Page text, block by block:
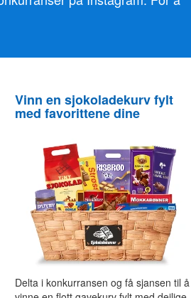
Vinn en sjokoladekurv fylt
med favorittene dine
Delta i konkurransen og få sjansen til å